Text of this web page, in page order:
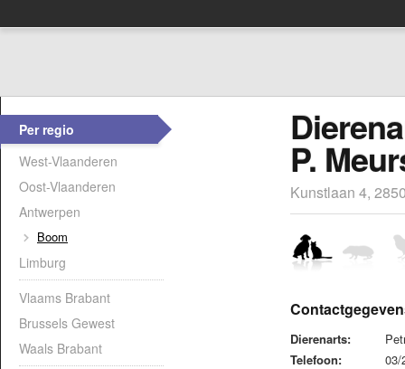
Per regio
West-Vlaanderen
Oost-Vlaanderen
Antwerpen
Boom
Limburg
Vlaams Brabant
Brussels Gewest
Waals Brabant
P.
Kunstlaan 4,
Dierenarts:
Telefoon: